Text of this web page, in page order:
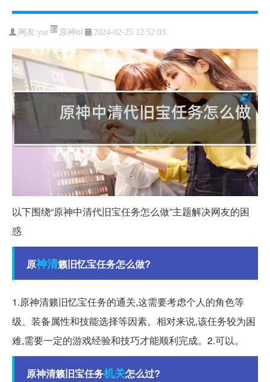
网友:ysz 原神ol 2024-02-25 12:52:03
以下围绕“原神中清代旧宝任务怎么做”主题解决网友的困
惑
原神清籁旧忆宝任务怎么做?
1.原神清籁旧忆宝任务的通关,这需要考虑个人的角色等
级、装备属性和技能选择等因素。相对来说,该任务较为困
难,需要一定的游戏经验和技巧才能顺利完成。2.可以。
原神清籁旧宝任务机关怎么过?